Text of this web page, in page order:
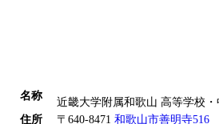
名称
近畿大学附属和歌山 高等学校・
住所
〒640-8471 和歌山市善明寺516